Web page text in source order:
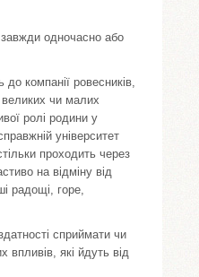
одночасно або
компанії ровесників,
великих чи малих
ролі родини у
університет
проходить через
на відміну від
радощі, горе,
сприймати чи
впливів, які йдуть від